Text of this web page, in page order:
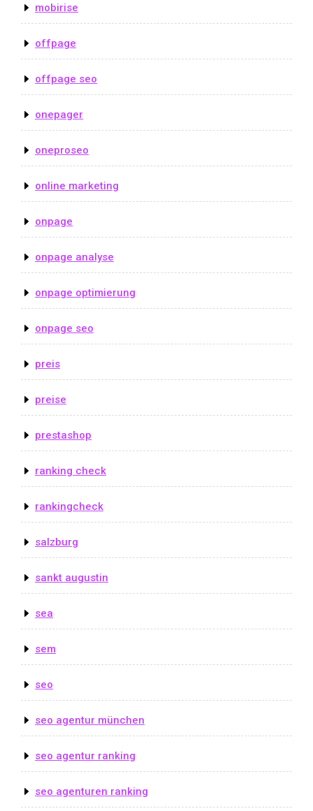
mobirise
offpage
offpage seo
onepager
oneproseo
online marketing
onpage
onpage analyse
onpage optimierung
onpage seo
preis
preise
prestashop
ranking check
rankingcheck
salzburg
sankt augustin
sea
sem
seo
seo agentur münchen
seo agentur ranking
seo agenturen ranking